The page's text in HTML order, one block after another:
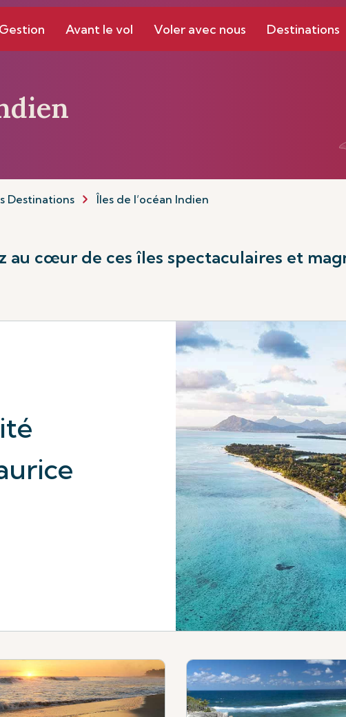
Avant le vol Voler avec nous Destinations
Destinations Îles de l’océan Indien
au cœur de ces îles spectaculaires et